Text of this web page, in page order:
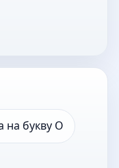
на букву О